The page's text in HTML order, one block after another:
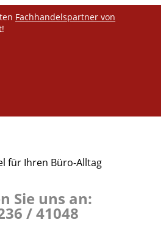
Fachhandelspartner von
für Ihren Büro-Alltag
Sie uns an:
/ 41048